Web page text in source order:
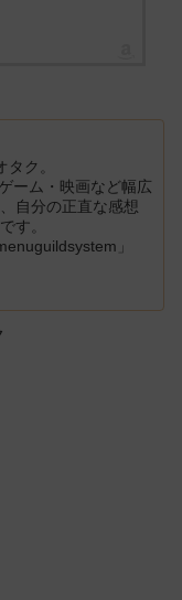
ク。
ーム・映画など幅広
自分の正直な感想
す。
」